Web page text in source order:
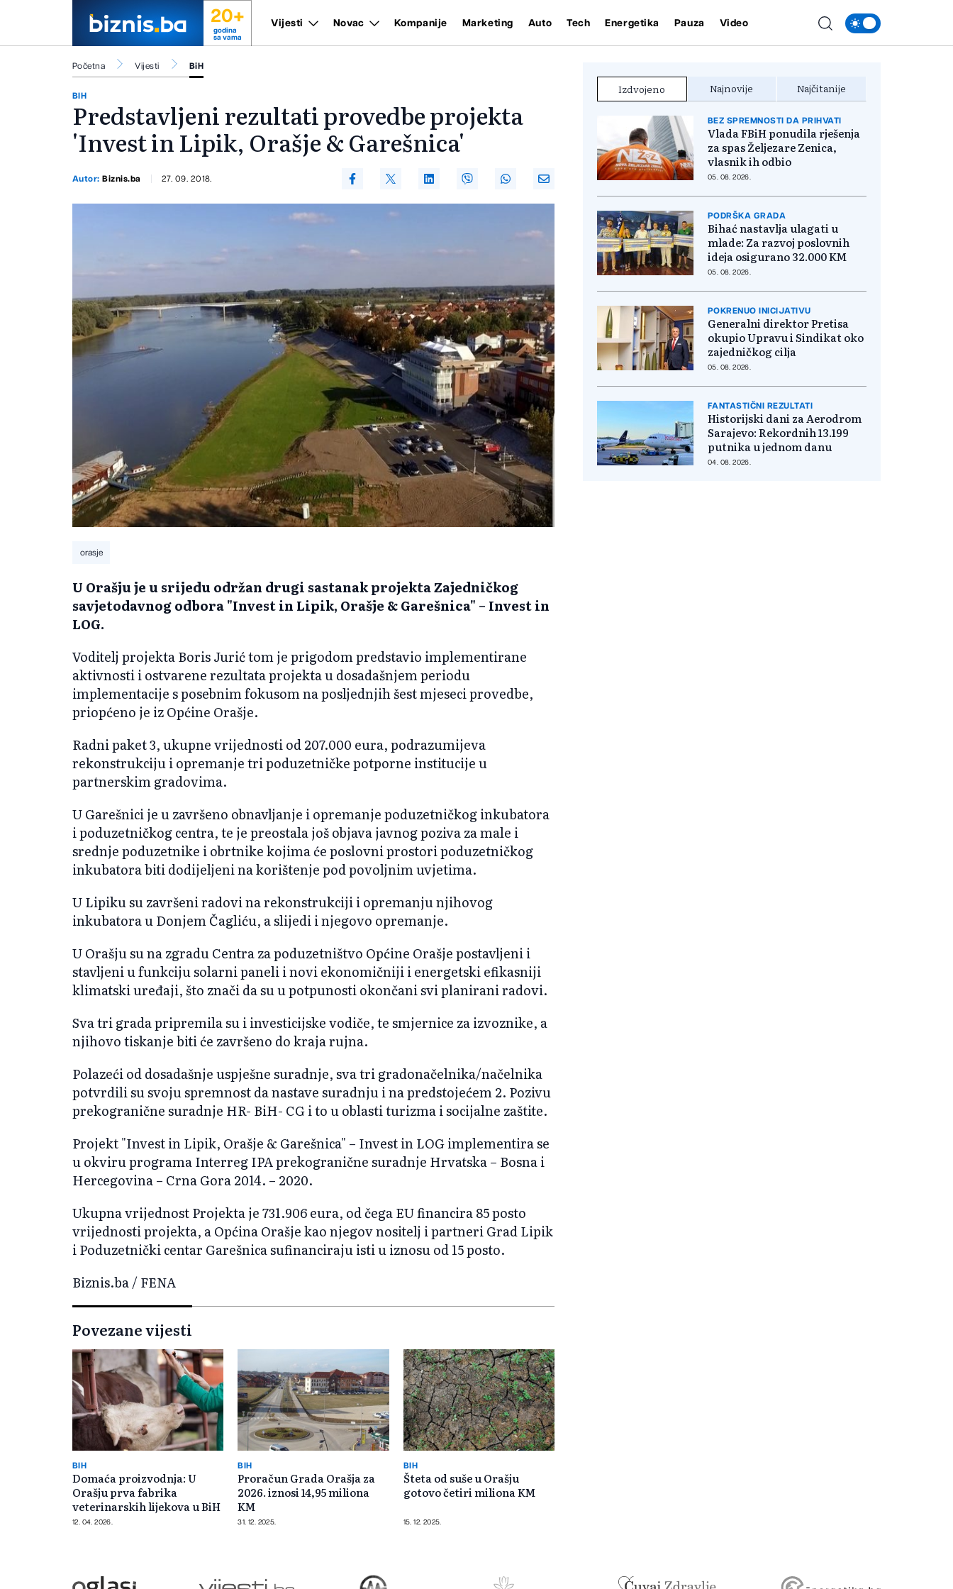
20+
godina
sa vama
Vijesti Novac Kompanije Marketing Auto Tech Energetika Pauza Video
Početna Vijesti BiH
BIH
Predstavljeni rezultati provedbe projekta
'Invest in Lipik, Orašje & Garešnica'
Autor:Biznis.ba 27. 09. 2018.
orasje
U Orašju je u srijedu održan drugi sastanak projekta Zajedničkog
savjetodavnog odbora "Invest in Lipik, Orašje & Garešnica" – Invest in
LOG.
Voditelj projekta Boris Jurić tom je prigodom predstavio implementirane
aktivnosti i ostvarene rezultata projekta u dosadašnjem periodu
implementacije s posebnim fokusom na posljednjih šest mjeseci provedbe,
priopćeno je iz Općine Orašje.
Radni paket 3, ukupne vrijednosti od 207.000 eura, podrazumijeva
rekonstrukciju i opremanje tri poduzetničke potporne institucije u
partnerskim gradovima.
U Garešnici je u završeno obnavljanje i opremanje poduzetničkog inkubatora
i poduzetničkog centra, te je preostala još objava javnog poziva za male i
srednje poduzetnike i obrtnike kojima će poslovni prostori poduzetničkog
inkubatora biti dodijeljeni na korištenje pod povoljnim uvjetima.
U Lipiku su završeni radovi na rekonstrukciji i opremanju njihovog
inkubatora u Donjem Čagliću, a slijedi i njegovo opremanje.
U Orašju su na zgradu Centra za poduzetništvo Općine Orašje postavljeni i
stavljeni u funkciju solarni paneli i novi ekonomičniji i energetski efikasniji
klimatski uređaji, što znači da su u potpunosti okončani svi planirani radovi.
Sva tri grada pripremila su i investicijske vodiče, te smjernice za izvoznike, a
njihovo tiskanje biti će završeno do kraja rujna.
Polazeći od dosadašnje uspješne suradnje, sva tri gradonačelnika/načelnika
potvrdili su svoju spremnost da nastave suradnju i na predstojećem 2. Pozivu
prekogranične suradnje HR- BiH- CG i to u oblasti turizma i socijalne zaštite.
Projekt "Invest in Lipik, Orašje & Garešnica" – Invest in LOG implementira se
u okviru programa Interreg IPA prekogranične suradnje Hrvatska – Bosna i
Hercegovina – Crna Gora 2014. – 2020.
Ukupna vrijednost Projekta je 731.906 eura, od čega EU financira 85 posto
vrijednosti projekta, a Općina Orašje kao njegov nositelj i partneri Grad Lipik
i Poduzetnički centar Garešnica sufinanciraju isti u iznosu od 15 posto.
Biznis.ba / FENA
Povezane vijesti
BIH
Domaća proizvodnja: U
Orašju prva fabrika
veterinarskih lijekova u BiH
12. 04. 2026.
BIH
Proračun Grada Orašja za
2026. iznosi 14,95 miliona
KM
31. 12. 2025.
BIH
Šteta od suše u Orašju
gotovo četiri miliona KM
15. 12. 2025.
Izdvojeno Najnovije Najčitanije
BEZ SPREMNOSTI DA PRIHVATI
Vlada FBiH ponudila rješenja
za spas Željezare Zenica,
vlasnik ih odbio
05. 08. 2026.
PODRŠKA GRADA
Bihać nastavlja ulagati u
mlade: Za razvoj poslovnih
ideja osigurano 32.000 KM
05. 08. 2026.
POKRENUO INICIJATIVU
Generalni direktor Pretisa
okupio Upravu i Sindikat oko
zajedničkog cilja
05. 08. 2026.
FANTASTIČNI REZULTATI
Historijski dani za Aerodrom
Sarajevo: Rekordnih 13.199
putnika u jednom danu
04. 08. 2026.